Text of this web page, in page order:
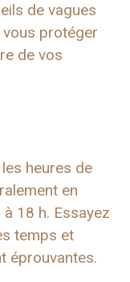
de vagues
vous protéger
de vos
heures de
en
18 h. Essayez
temps et
éprouvantes.